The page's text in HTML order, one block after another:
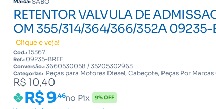
Marca:
RETENTOR VALVULA DE
OM 355/314/364/366/352A 09235-
Clique e veja!
Cod.:15367
Ref.: 09235-BREF
Conversão.:3660530058 / 35205302963
Categorias: Peças para Motores Diesel, Cabeçote, Peças Por
R$ 10,40
R$ 9,46no Pix 9% OFF